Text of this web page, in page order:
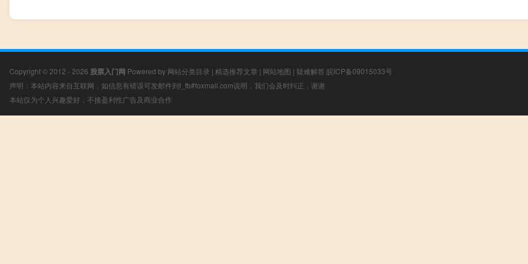
Copyright © 2012 - 2026 股票入门网 Powered by 网站分类目录 | 精选推荐文章 | 网站地图 | 疑难解答 皖ICP备09015033号
声明：本站内容来自互联网，如信息有错误可发邮件到f_fb#foxmail.com说明，我们会及时纠正，谢谢
本站仅为个人兴趣爱好，不接盈利性广告及商业合作